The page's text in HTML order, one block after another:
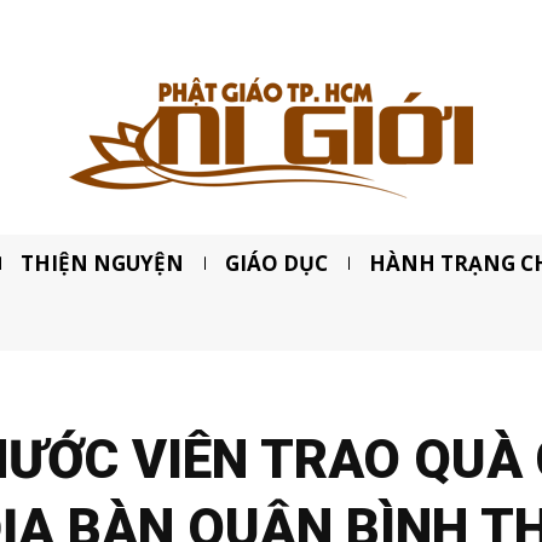
THIỆN NGUYỆN GIÁO DỤC HÀNH TRẠNG
VIÊN TRAO QUÀ
BÀN QUẬN BÌNH